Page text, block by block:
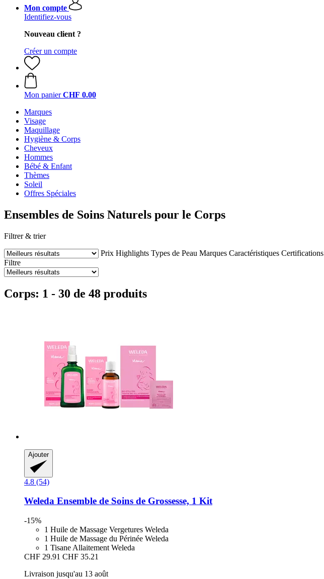
Mon compte
Identifiez-vous
Nouveau client ?
Créer un compte
Mon panier CHF 0.00
Marques
Visage
Maquillage
Hygiène & Corps
Cheveux
Hommes
Bébé & Enfant
Thèmes
Soleil
Offres Spéciales
Ensembles de Soins Naturels pour le Corps
Filtrer & trier
Prix Highlights Types de Peau Marques Caractéristiques Certifications
Filtre
Corps: 1 - 30 de 48 produits
Ajouter
4.8 (54)
Weleda Ensemble de Soins de Grossesse, 1 Kit
-15%
1 Huile de Massage Vergetures Weleda
1 Huile de Massage du Périnée Weleda
1 Tisane Allaitement Weleda
CHF 29.91 CHF 35.21
Livraison jusqu'au 13 août